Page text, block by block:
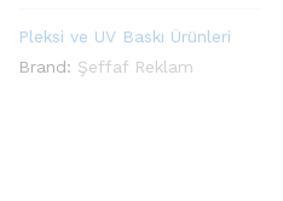
Pleksi ve UV Baskı Ürünleri
Brand: Şeffaf Reklam